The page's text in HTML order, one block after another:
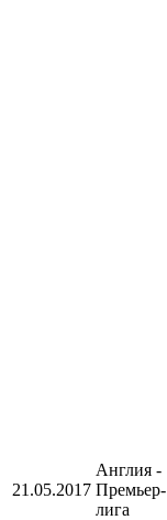
21.05.2017
Англия -
Премьер-
лига